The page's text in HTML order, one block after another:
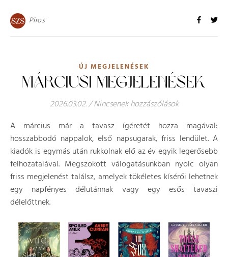
Piros
ÚJ MEGJELENÉSEK
MÁRCIUSI MEGJELENÉSEK
2026.03.02./ Nincsenek hozzászólások
A március már a tavasz ígéretét hozza magával:
hosszabbodó nappalok, első napsugarak, friss lendület. A
kiadók is egymás után rukkolnak elő az év egyik legerősebb
felhozatalával. Megszokott válogatásunkban nyolc olyan
friss megjelenést találsz, amelyek tökéletes kísérői lehetnek
egy napfényes délutánnak vagy egy esős tavaszi
délelőttnek.